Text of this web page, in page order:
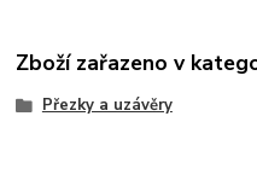
Zboží zařazeno v
Přezky a uzávěry